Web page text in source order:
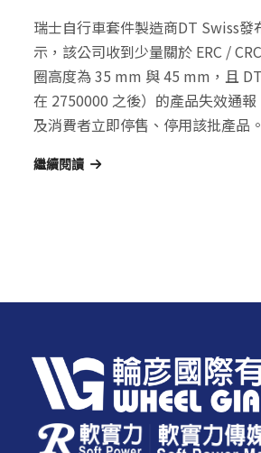
瑞士自行車套件製造商DT Swiss發
示，該公司收到少量關於 ERC /
圈高度為 35 mm 與 45 mm，且
在 2750000 之後）的產品失效通
及消費者立即停售、停用該批產品。
繼續閱讀